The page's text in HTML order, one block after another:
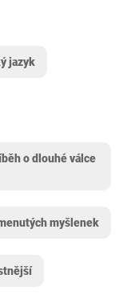
jazyk
o dlouhé válce
myšlenek